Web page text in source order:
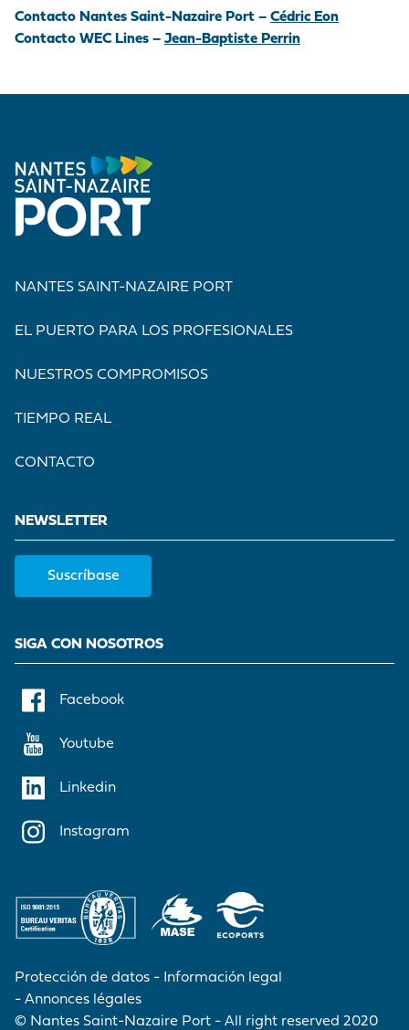
Contacto Nantes Saint-Nazaire Port – Cédric Eon
Contacto WEC Lines – Jean-Baptiste Perrin
NANTES SAINT-NAZAIRE PORT
EL PUERTO PARA LOS PROFESIONALES
NUESTROS COMPROMISOS
TIEMPO REAL
CONTACTO
NEWSLETTER
Suscríbase
SIGA CON NOSOTROS
Facebook
Youtube
Linkedin
Instagram
Protección de datos
Información legal
Annonces légales
© Nantes Saint-Nazaire Port - All right reserved 2020